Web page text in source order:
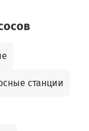
станции